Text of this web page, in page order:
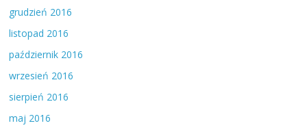
grudzień 2016
listopad 2016
październik 2016
wrzesień 2016
sierpień 2016
maj 2016